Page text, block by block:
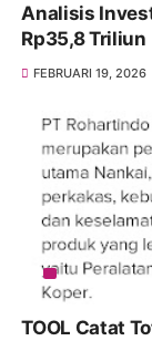
Analisis
Rp35,8 Triliun
FEBRUARI 19, 2026
TOOL Catat